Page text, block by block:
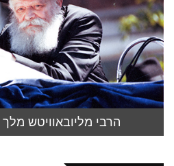
הרבי מליובאוויטש